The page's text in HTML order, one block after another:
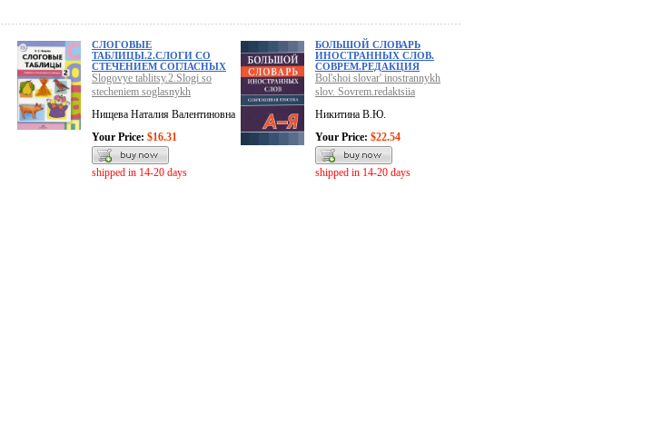
СЛОГОВЫЕ
ТАБЛИЦЫ.2.СЛОГИ СО
СТЕЧЕНИЕМ СОГЛАСНЫХ
Slogovye tablitsy.2.Slogi so
stecheniem soglasnykh
Нищева Наталия Валентиновна
Your Price: $16.31
shipped in 14-20 days
БОЛЬШОЙ СЛОВАРЬ
ИНОСТРАННЫХ СЛОВ.
СОВРЕМ.РЕДАКЦИЯ
Bol'shoi slovar' inostrannykh
slov. Sovrem.redaktsiia
Никитина В.Ю.
Your Price: $22.54
shipped in 14-20 days